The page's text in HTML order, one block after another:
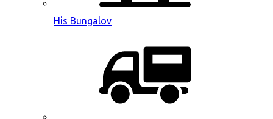
His Bungalov